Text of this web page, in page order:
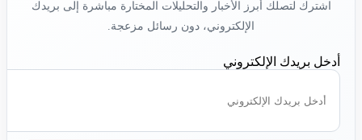
اشترك لتصلك أبرز الأخبار والتحليلات المختارة مباشرة إلى بريدك
الإلكتروني، دون رسائل مزعجة.
أدخل بريدك الإلكتروني